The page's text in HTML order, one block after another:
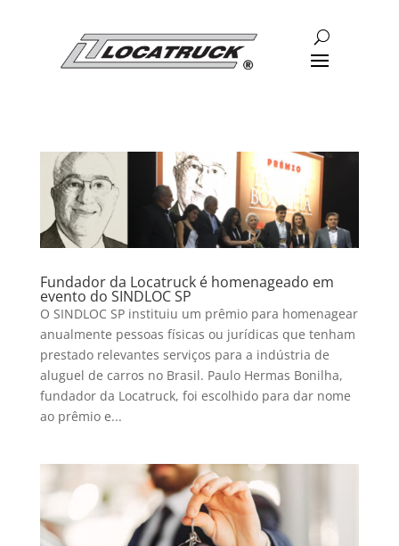
Fundador da Locatruck é homenageado em
evento do SINDLOC SP
O SINDLOC SP instituiu um prêmio para homenagear
anualmente pessoas físicas ou jurídicas que tenham
prestado relevantes serviços para a indústria de
aluguel de carros no Brasil. Paulo Hermas Bonilha,
fundador da Locatruck, foi escolhido para dar nome
ao prêmio e...